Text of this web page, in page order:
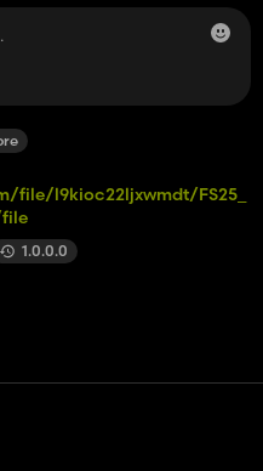
file/l9kioc22ljxwmdt/FS25_
1.0.0.0